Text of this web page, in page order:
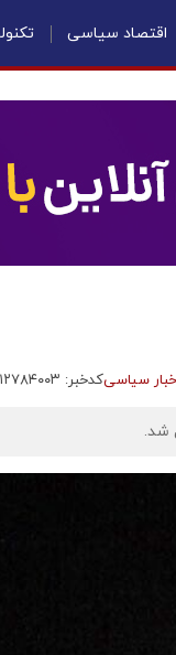
اقتصاد سیاسی
سیاسیکدخبر: ۷۸۴۰۰۳
شد.